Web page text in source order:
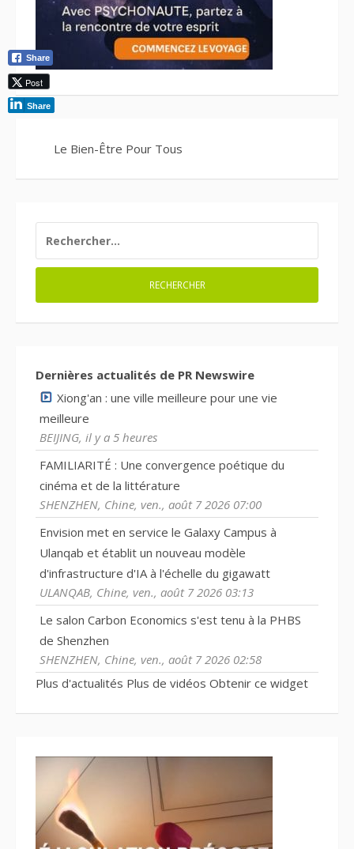
Le Bien-Être Pour Tous
Dernières actualités de PR Newswire
Xiong'an : une ville meilleure pour une vie
meilleure
BEIJING, il y a 5 heures
FAMILIARITÉ : Une convergence poétique du
cinéma et de la littérature
SHENZHEN, Chine, ven., août 7 2026 07:00
Envision met en service le Galaxy Campus à
Ulanqab et établit un nouveau modèle
d'infrastructure d'IA à l'échelle du gigawatt
ULANQAB, Chine, ven., août 7 2026 03:13
Le salon Carbon Economics s'est tenu à la PHBS
de Shenzhen
SHENZHEN, Chine, ven., août 7 2026 02:58
Plus d'actualités Plus de vidéos Obtenir ce widget
Share
Post
Share